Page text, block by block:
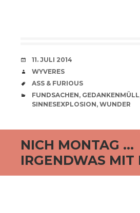
VERABREDUNG
11. JULI 2014
VERFASSER
WYVERES
SCHLAGWÖRTER
ASS & FURIOUS
CATEGORIES
FUNDSACHEN, GEDANKENMÜLL
SINNESEXPLOSION, WUNDER
NICH MONTAG …
IRGENDWAS MIT